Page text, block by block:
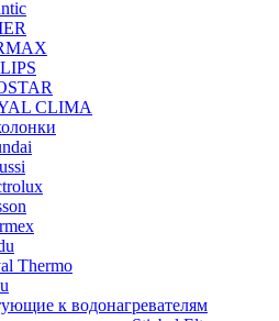
CLIMA
Thermo
к водонагревателям